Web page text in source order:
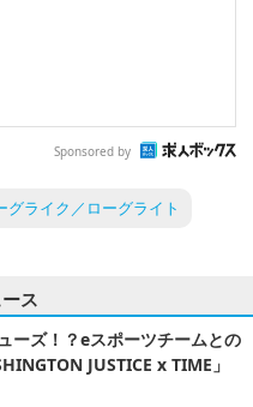
Sponsored by
グライク／ローグライト
ス
ーズ！？eスポーツチームとの
JUSTICE x TIME」